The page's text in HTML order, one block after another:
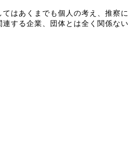
はあくまでも個人の考え、推察に
する企業、団体とは全く関係ない